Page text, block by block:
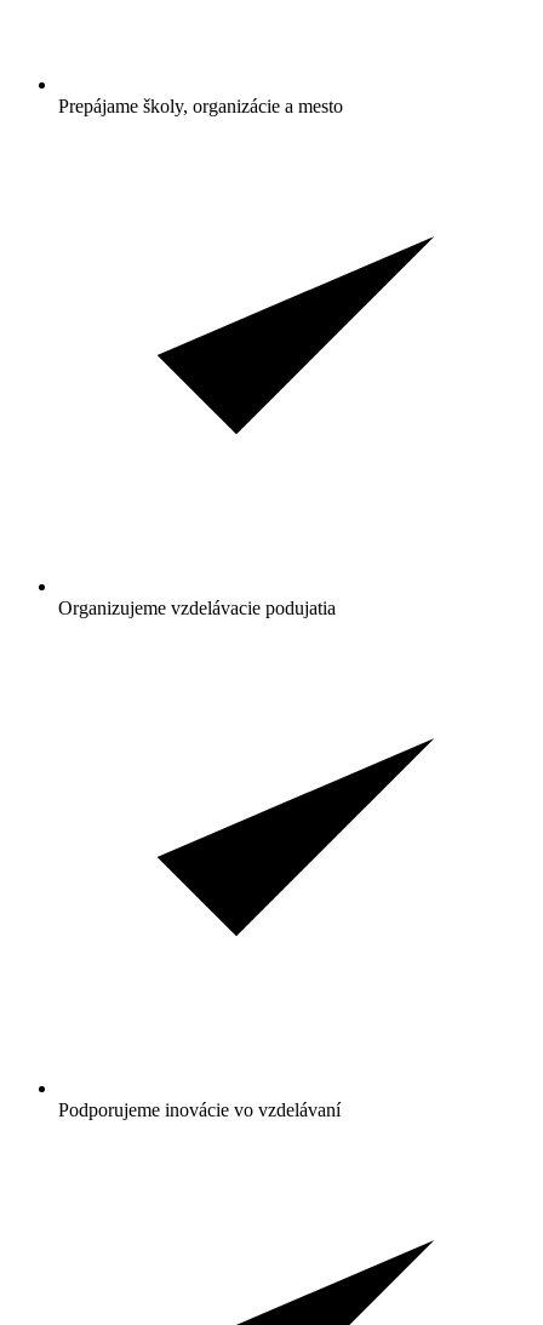
Prepájame školy, organizácie a mesto
Organizujeme vzdelávacie podujatia
Podporujeme inovácie vo vzdelávaní